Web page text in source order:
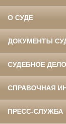
О СУДЕ
ДОКУМЕНТЫ
СУДЕБНОЕ
СПРАВОЧНАЯ
ПРЕСС-СЛУЖБА